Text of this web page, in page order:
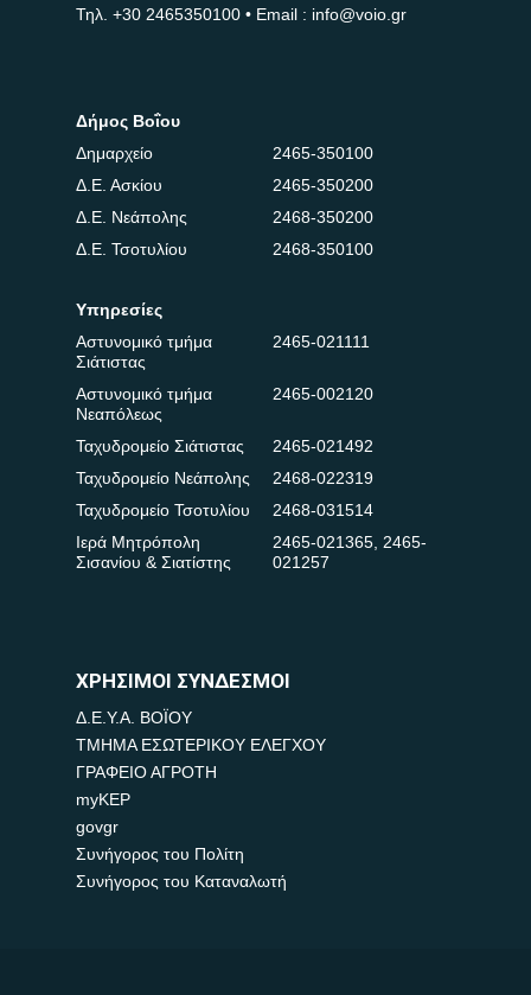
Τηλ. +30 2465350100 • Email : info@voio.gr
Δήμος Βοΐου
Δημαρχείο
2465-350100
Δ.Ε. Ασκίου
2465-350200
Δ.Ε. Νεάπολης
2468-350200
Δ.Ε. Τσοτυλίου
2468-350100
Υπηρεσίες
Αστυνομικό τμήμα
Σιάτιστας
2465-021111
Αστυνομικό τμήμα
Νεαπόλεως
2465-002120
Ταχυδρομείο Σιάτιστας
2465-021492
Ταχυδρομείο Νεάπολης
2468-022319
Ταχυδρομείο Τσοτυλίου
2468-031514
Ιερά Μητρόπολη
Σισανίου & Σιατίστης
2465-021365, 2465-
021257
ΧΡΗΣΙΜΟΙ ΣΥΝΔΕΣΜΟΙ
Δ.Ε.Υ.Α. ΒΟΪΟΥ
ΤΜΗΜΑ ΕΣΩΤΕΡΙΚΟΥ ΕΛΕΓΧΟΥ
ΓΡΑΦΕΙΟ ΑΓΡΟΤΗ
myKEP
govgr
Συνήγορος του Πολίτη
Συνήγορος του Καταναλωτή